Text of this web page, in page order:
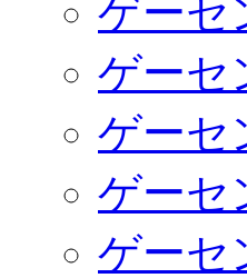
ゲーセ
ゲーセ
ゲーセ
ゲーセ
ゲーセ